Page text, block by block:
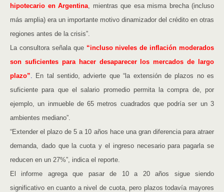
hipotecario en Argentina, mientras que esa misma brecha (incluso
más amplia) era un importante motivo dinamizador del crédito en otras
regiones antes de la crisis”.
La consultora señala que “incluso niveles de inflación moderados
son suficientes para hacer desaparecer los mercados de largo
plazo”. En tal sentido, advierte que “la extensión de plazos no es
suficiente para que el salario promedio permita la compra de, por
ejemplo, un inmueble de 65 metros cuadrados que podría ser un 3
ambientes mediano”.
“Extender el plazo de 5 a 10 años hace una gran diferencia para atraer
demanda, dado que la cuota y el ingreso necesario para pagarla se
reducen en un 27%”, indica el reporte.
El informe agrega que pasar de 10 a 20 años sigue siendo
significativo en cuanto a nivel de cuota, pero plazos todavía mayores